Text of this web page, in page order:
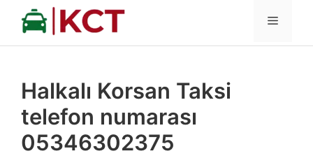
İçeriğe
MENÜ
Halkalı Korsan Taksi
telefon numarası
05346302375